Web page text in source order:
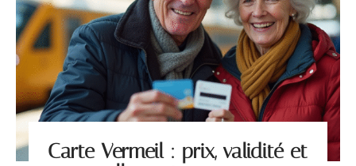
Carte Vermeil : prix, validité et